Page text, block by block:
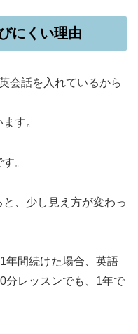
にくい理由
会話を入れているから
す。
。
、少し見え方が変わっ
年間続けた場合、英語
分レッスンでも、1年で